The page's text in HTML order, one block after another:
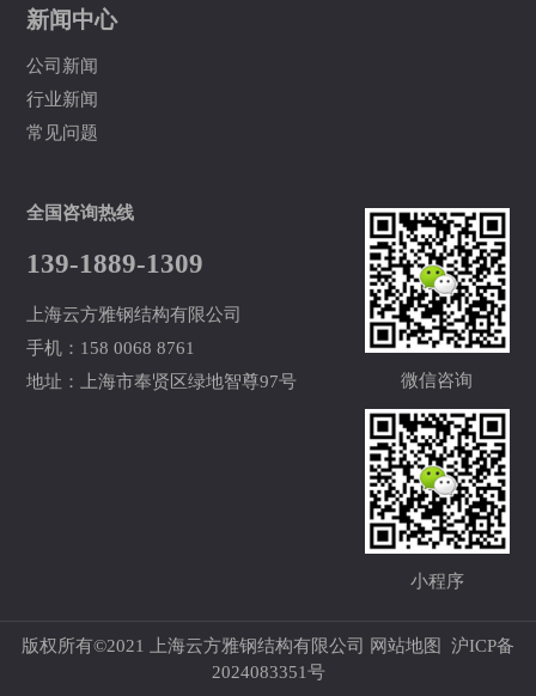
新闻中心
公司新闻
行业新闻
常见问题
全国咨询热线
139-1889-1309
上海云方雅钢结构有限公司
手机：158 0068 8761
地址：上海市奉贤区绿地智尊97号
微信咨询
小程序
版权所有©2021 上海云方雅钢结构有限公司 网站地图
沪ICP备
2024083351号